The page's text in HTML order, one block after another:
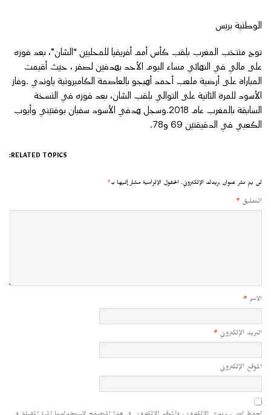
الوطنية بريس
توج منتخب المغرب بلقب كأس أمم أفريقيا للمحليين “الشان”، بعد فوزه
على مالي في النهائي مساء اليوم الأحد بهدفين لصفر ، حيث أقيمت
المباراة على أرضية ملعب أحمد أهيجو بالعاصمة الكاميرونية ياوندي .وفاز
الأسود للمرة الثانية على التوالي بلقب الشان، بعد فوزه في النسخة
السابقة بالمغرب عام 2018.وسجل هدفي الأسود سفيان بوفتيني وأيوب
الكعبي في الدقيقتين 69 و78.
RELATED TOPICS:
لن يتم نشر عنوان بريدك الإلكتروني. الحقول الإلزامية مشار إليها بـ*
التعليق *
الاسم *
البريد الإلكتروني *
الموقع الإلكتروني